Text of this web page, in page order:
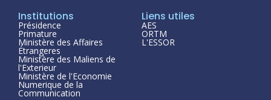
Institutions
Présidence
Primature
Ministère des Affaires
Étrangeres
Ministère des Maliens de
l'Exterieur
Ministère de l'Economie
Numerique de la
Communication
Liens utiles
AES
ORTM
L'ESSOR